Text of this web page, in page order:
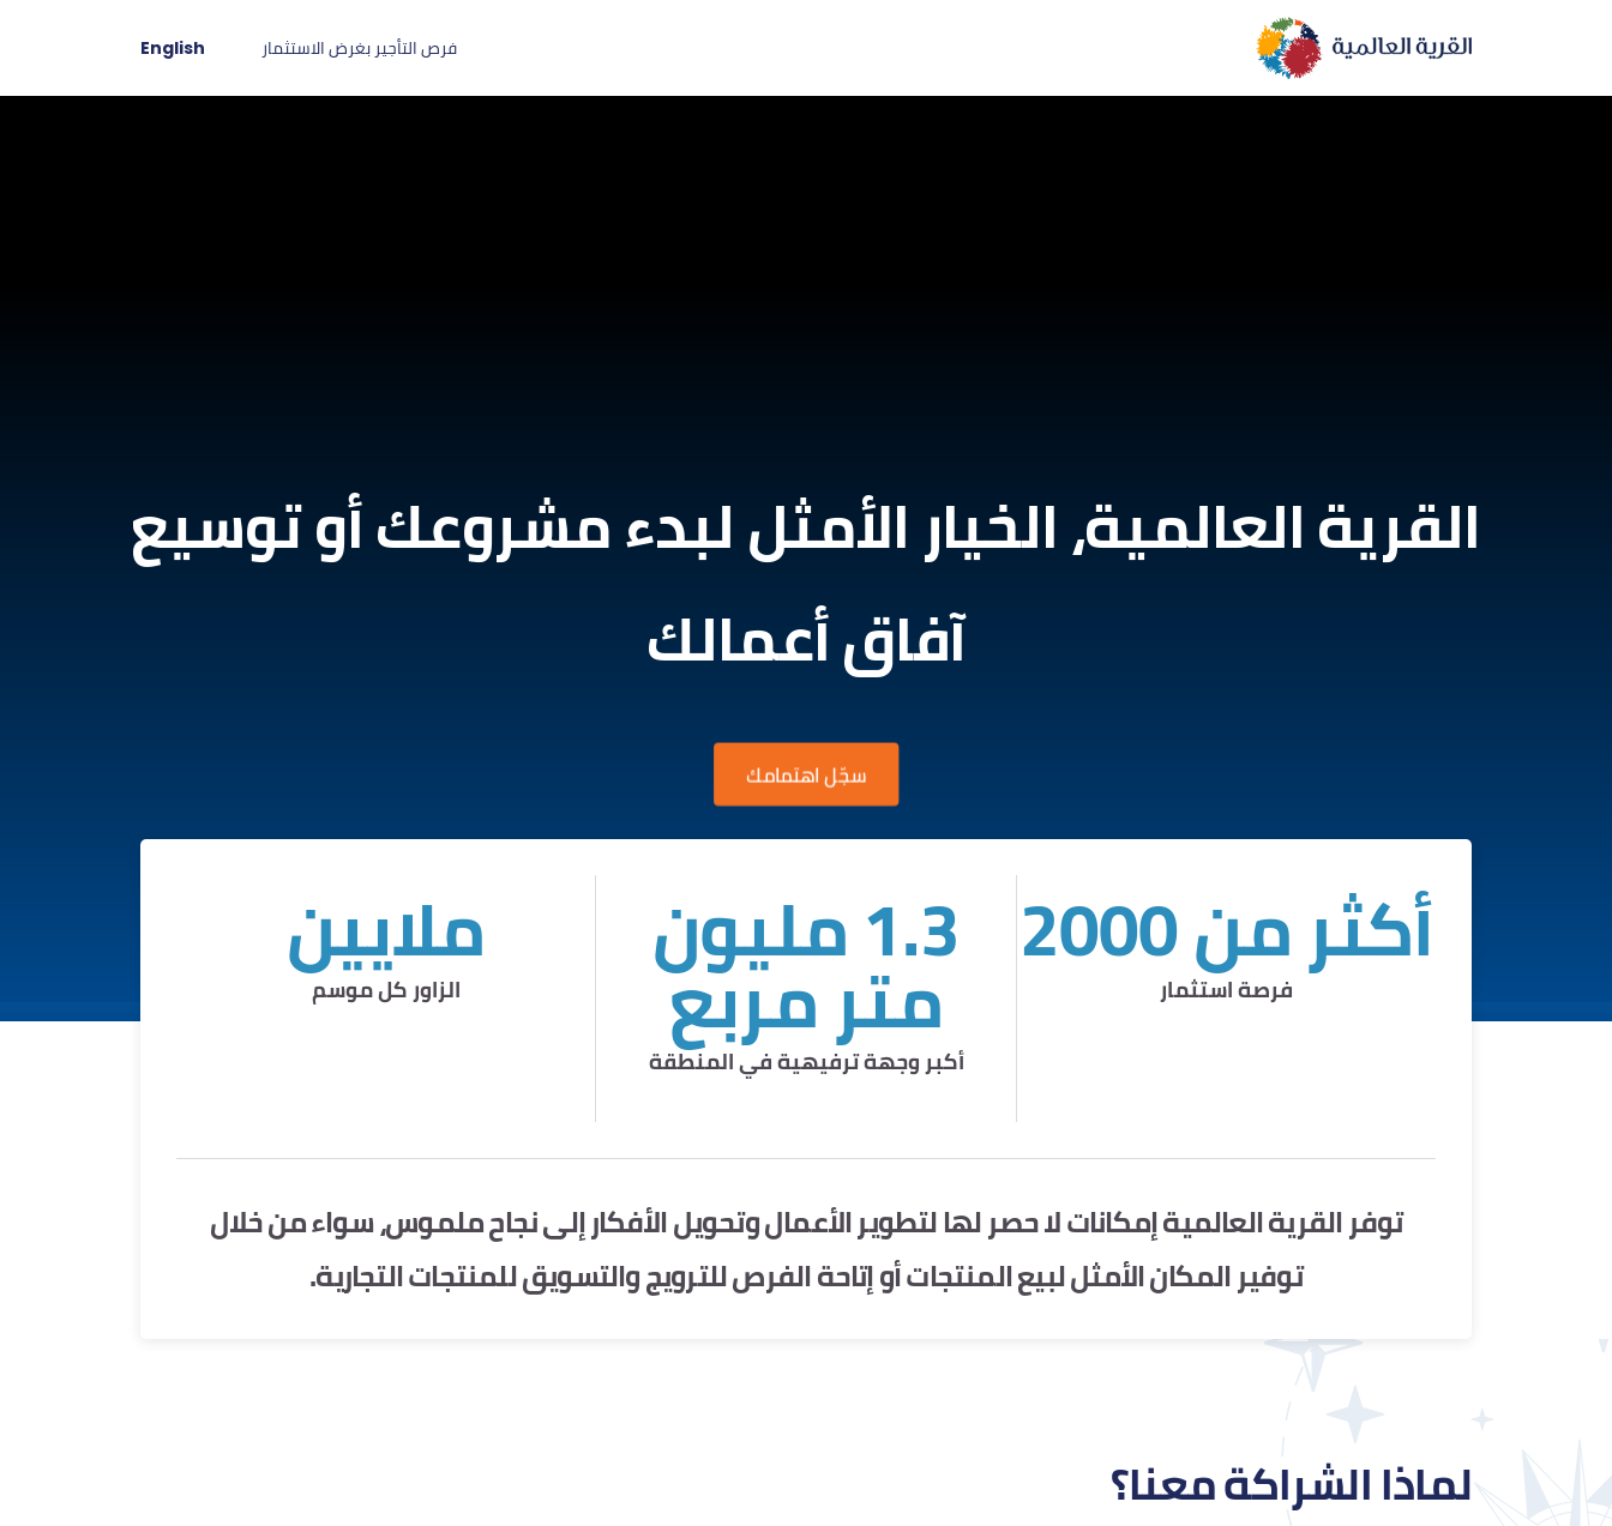
فرص التأجير بغرض الاستثمار English
القرية العالمية، الخيار الأمثل لبدء مشروعك أو توسيع
آفاق أعمالك
سجّل اهتمامك
أكثر من 2000
فرصة استثمار 1.3 مليون
متر مربع
أكبر وجهة ترفيهية في المنطقة
ملايين
الزاور كل موسم
توفر القرية العالمية إمكانات لا حصر لها لتطوير الأعمال وتحويل الأفكار إلى نجاح ملموس، سواء من خلال
توفير المكان الأمثل لبيع المنتجات أو إتاحة الفرص للترويج والتسويق للمنتجات التجارية.
لماذا الشراكة معنا؟